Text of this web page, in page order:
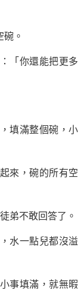
。
「你還能把更多
填滿整個碗，小
來，碗的所有空
弟不敢回答了。
水一點兒都沒溢
事填滿，就無暇